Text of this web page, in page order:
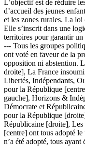
L’objectif est de réduire
d’accueil des jeunes
et les zones rurales. La
Elle s’inscrit dans une
territoires pour garantir
--- Tous les groupes
ont voté en faveur de la
opposition ni abstention.
droite], La France
Libertés, Indépendants,
pour la République
gauche], Horizons &
Démocrate et
pour la République
Républicaine [droite], Les
[centre] ont tous adopté
n’a été adopté, tous ayant